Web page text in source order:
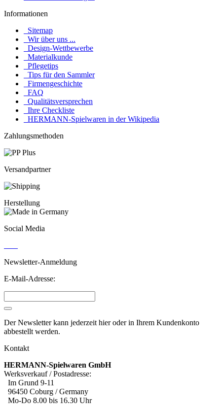
Informationen
Sitemap
Wir über uns ...
Design-Wettbewerbe
Materialkunde
Pflegetips
Tips für den Sammler
Firmengeschichte
FAQ
Qualitätsversprechen
Ihre Checkliste
HERMANN-Spielwaren in der Wikipedia
Zahlungsmethoden
Versandpartner
Herstellung
Social Media
Newsletter-Anmeldung
E-Mail-Adresse:
Der Newsletter kann jederzeit hier oder in Ihrem Kundenkonto
abbestellt werden.
Kontakt
HERMANN-Spielwaren GmbH
Werksverkauf / Postadresse:
Im Grund 9-11
96450 Coburg / Germany
Mo-Do 8.00 bis 16.30 Uhr